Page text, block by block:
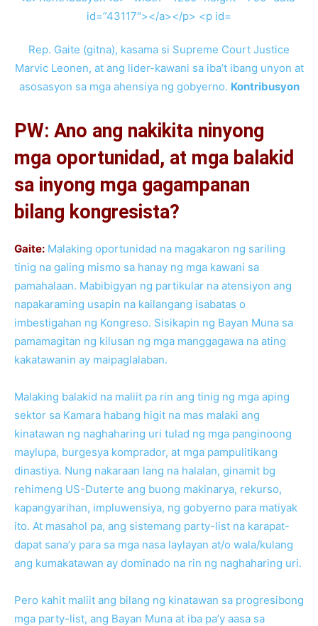
Rep. Gaite (gitna), kasama si Supreme Court Justice
Marvic Leonen, at ang lider-kawani sa iba’t ibang unyon at
asosasyon sa mga ahensiya ng gobyerno. Kontribusyon
PW: Ano ang nakikita ninyong
mga oportunidad, at mga balakid
sa inyong mga gagampanan
bilang kongresista?
Gaite: Malaking oportunidad na magakaron ng sariling
tinig na galing mismo sa hanay ng mga kawani sa
pamahalaan. Mabibigyan ng partikular na atensiyon ang
napakaraming usapin na kailangang isabatas o
imbestigahan ng Kongreso. Sisikapin ng Bayan Muna sa
pamamagitan ng kilusan ng mga manggagawa na ating
kakatawanin ay maipaglalaban.
Malaking balakid na maliit pa rin ang tinig ng mga aping
sektor sa Kamara habang higit na mas malaki ang
kinatawan ng naghaharing uri tulad ng mga panginoong
maylupa, burgesya komprador, at mga pampulitikang
dinastiya. Nung nakaraan lang na halalan, ginamit bg
rehimeng US-Duterte ang buong makinarya, rekurso,
kapangyarihan, impluwensiya, ng gobyerno para matiyak
ito. At masahol pa, ang sistemang party-list na karapat-
dapat sana’y para sa mga nasa laylayan at/o wala/kulang
ang kumakatawan ay dominado na rin ng naghaharing uri.
Pero kahit maliit ang bilang ng kinatawan sa progresibong
mga party-list, ang Bayan Muna at iba pa’y aasa sa